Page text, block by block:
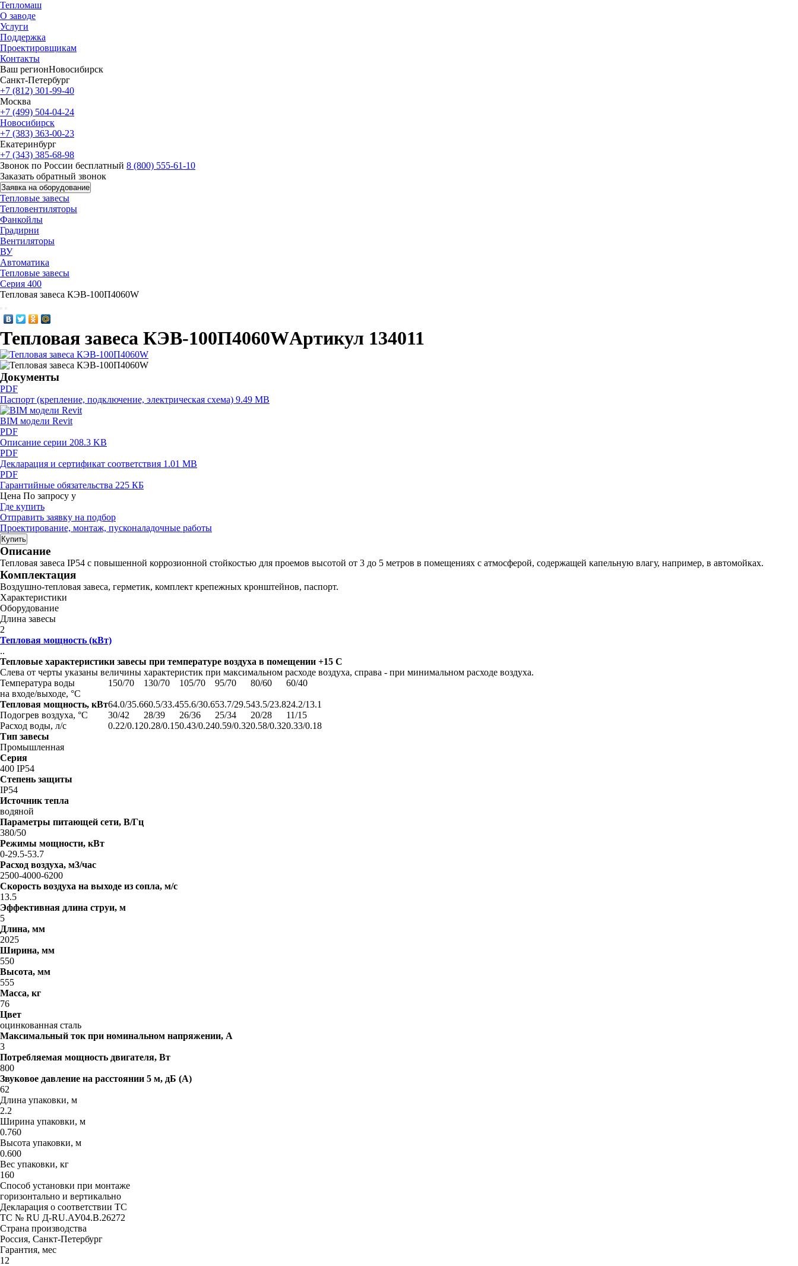
Тепломаш
О заводе
Услуги
Поддержка
Проектировщикам
Контакты
Ваш регионНовосибирск
Санкт-Петербург
+7 (812) 301-99-40
Москва
+7 (499) 504-04-24
Новосибирск
+7 (383) 363-00-23
Екатеринбург
+7 (343) 385-68-98
Звонок по России бесплатный 8 (800) 555-61-10
Заказать обратный звонок
Заявка на оборудование
Тепловые завесы
Тепловентиляторы
Фанкойлы
Градирни
Вентиляторы
ВУ
Автоматика
Тепловые завесы
Серия 400
Тепловая завеса КЭВ-100П4060W
Тепловая завеса КЭВ-100П4060WАртикул 134011
Документы
PDF
Паспорт (крепление, подключение, электрическая схема) 9.49 MB
BIM модели Revit
PDF
Описание серии 208.3 KB
PDF
Декларация и сертификат соответствия 1.01 MB
PDF
Гарантийные обязательства 225 КБ
Цена По запросу у
Где купить
Отправить заявку на подбор
Проектирование, монтаж, пусконаладочные работы
Купить
Описание
Тепловая завеса IP54 с повышенной коррозионной стойкостью для проемов высотой от 3 до 5 метров в помещениях с атмосферой, содержащей капельную влагу, например, в автомойках.
Комплектация
Воздушно-тепловая завеса, герметик, комплект крепежных кронштейнов, паспорт.
Характеристики
Оборудование
Длина завесы
2
Тепловая мощность (кВт)
..
Тепловые характеристики завесы при температуре воздуха в помещении +15 С
Слева от черты указаны величины характеристик при максимальном расходе воздуха, справа - при минимальном расходе воздуха.
Температура воды
на входе/выходе, °С
150/70 130/70 105/70 95/70 80/60 60/40
Тепловая мощность, кВт64.0/35.660.5/33.455.6/30.653.7/29.543.5/23.824.2/13.1
Подогрев воздуха, °С
30/42 28/39 26/36 25/34 20/28
11/15
Расход воды, л/с
0.22/0.120.28/0.150.43/0.240.59/0.320.58/0.320.33/0.18
Тип завесы
Промышленная
Серия
400 IP54
Степень защиты
IP54
Источник тепла
водяной
Параметры питающей сети, В/Гц
380/50
Режимы мощности, кВт
0-29.5-53.7
Расход воздуха, м3/час
2500-4000-6200
Скорость воздуха на выходе из сопла, м/с
13.5
Эффективная длина струи, м
5
Длина, мм
2025
Ширина, мм
550
Высота, мм
555
Масса, кг
76
Цвет
оцинкованная сталь
Максимальный ток при номинальном напряжении, A
3
Потребляемая мощность двигателя, Вт
800
Звуковое давление на расстоянии 5 м, дБ (A)
62
Длина упаковки, м
2.2
Ширина упаковки, м
0.760
Высота упаковки, м
0.600
Вес упаковки, кг
160
Способ установки при монтаже
горизонтально и вертикально
Декларация о соответствии ТС
ТС № RU Д-RU.АУ04.B.26272
Страна производства
Россия, Санкт-Петербург
Гарантия, мес
12